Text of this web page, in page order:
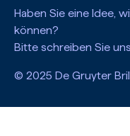
Haben Sie eine Idee,
können?
Bitte schreiben Sie
© 2025 De Gruyter